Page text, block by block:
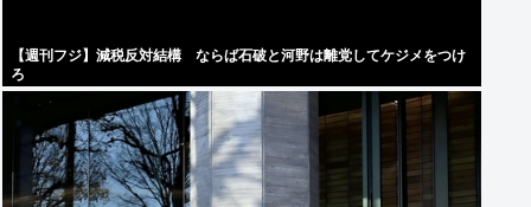
【週刊フジ】減税反対結構 ならば石破と河野は離党してケジメをつけ
ろ